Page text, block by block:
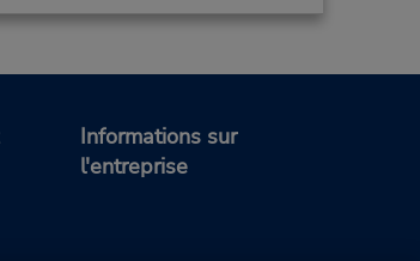
Informations sur
l'entreprise